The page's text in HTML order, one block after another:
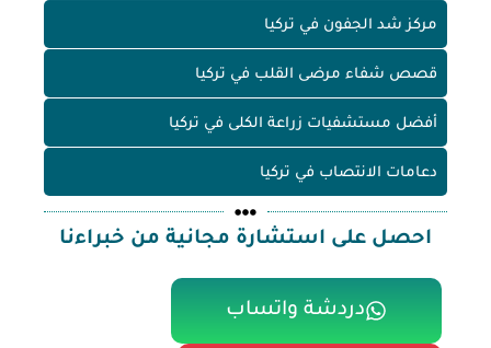
مركز شد الجفون في تركيا
قصص شفاء مرضى القلب في تركيا
أفضل مستشفيات زراعة الكلى في تركيا
دعامات الانتصاب في تركيا
احصل على استشارة مجانية من خبراءنا
دردشة واتساب